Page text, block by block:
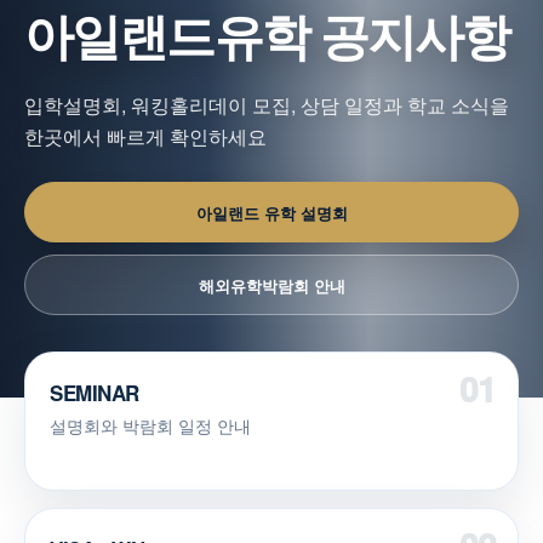
아일랜드유학 공지사항
입학설명회, 워킹홀리데이 모집, 상담 일정과 학교 소식을
한곳에서 빠르게 확인하세요
아일랜드 유학 설명회
해외유학박람회 안내
SEMINAR
설명회와 박람회 일정 안내